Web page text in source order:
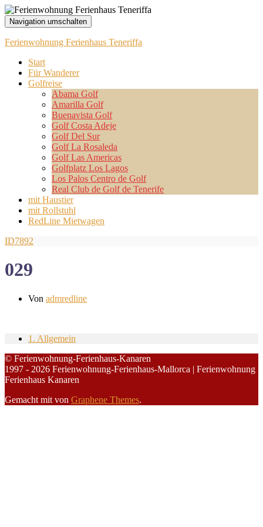
Navigation umschalten
Ferienwohnung Ferienhaus Teneriffa
Start
Für Wanderer
Golfreise
Abama Golf
Amarilla Golf
Buenavista Golf
Golf Costa Adeje
Golf Del Sur
Golf La Rosaleda
Golf Las Americas
Golfplatz Los Lagos
Los Palos Centro de Golf
Real Club de Golf de Tenerife
mit Haustier
mit Rollstuhl
RedLine Mietwagen
ID7892
029
Von admredline
1. Allgemein
© Ferienwohnung-Ferienhaus-Kanaren
1997 - 2026 Ferienwohnung-Ferienhaus-Mallorca | Ferienwohnung
Ferienhaus Kanaren
Gemacht mit von Graphene Themes.